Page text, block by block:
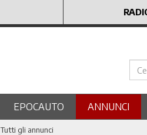
EPOCAUTO ANNUNCI
Tutti gli annunci